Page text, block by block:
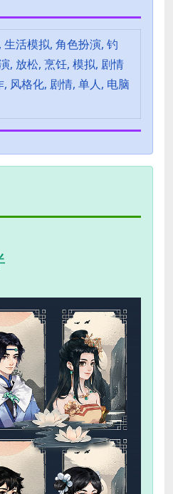
活模拟, 角色扮演, 钓
, 放松, 烹饪, 模拟, 剧情
风格化, 剧情, 单人, 电脑